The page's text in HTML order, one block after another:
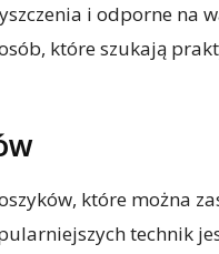
i odporne na
które szukają
które można
technik